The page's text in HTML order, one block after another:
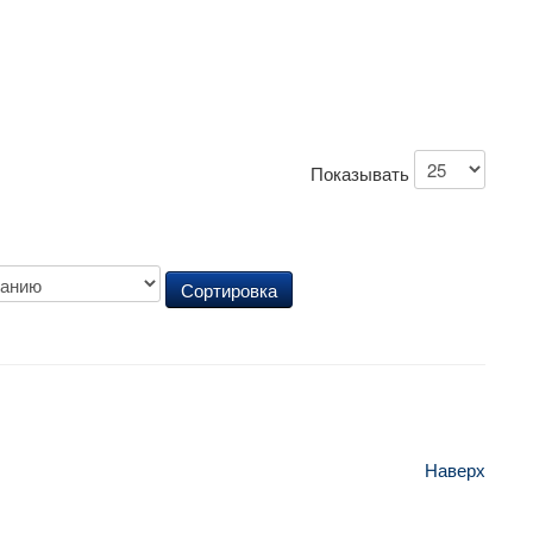
Показывать
Наверх